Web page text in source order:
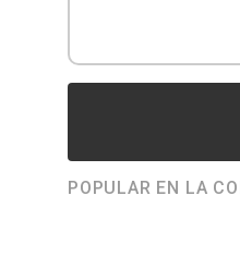
POPULAR EN LA